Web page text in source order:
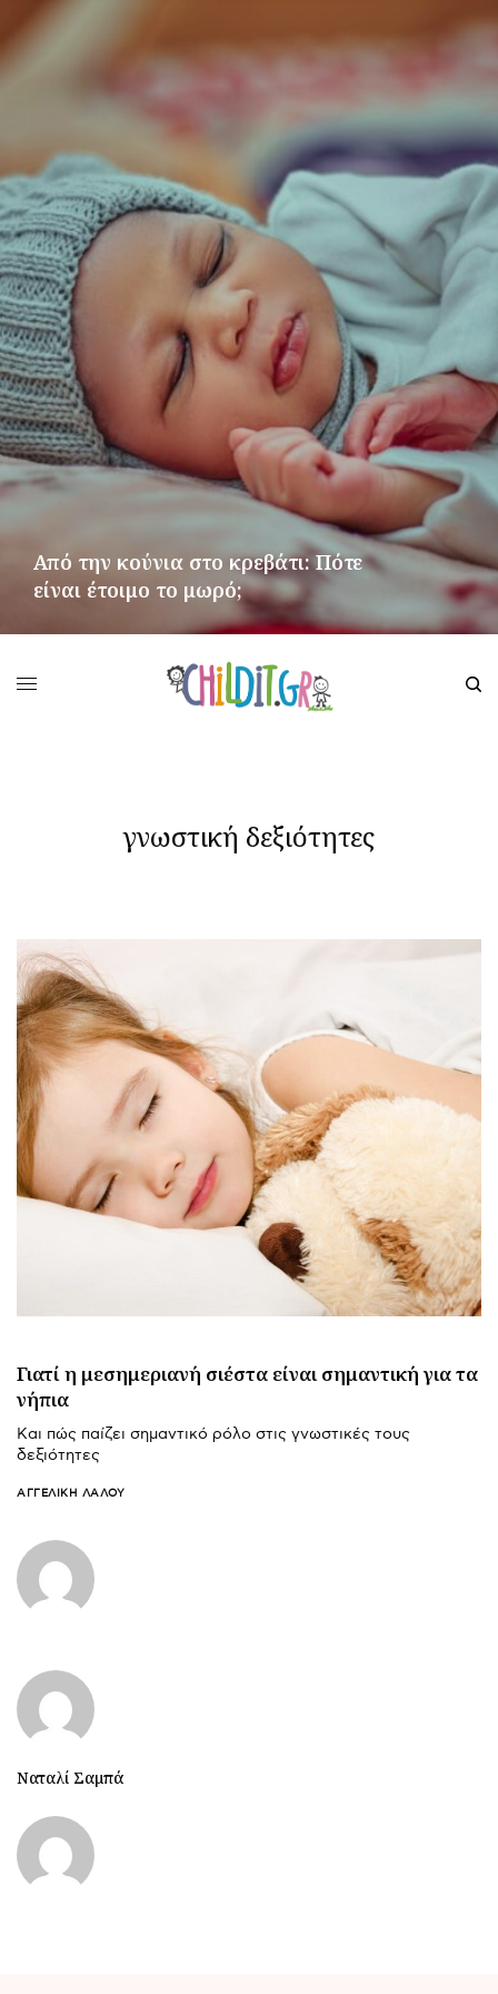
Από την κούνια στο κρεβάτι: Πότε
είναι έτοιμο το μωρό;
γνωστική δεξιότητες
Γιατί η μεσημεριανή σιέστα είναι σημαντική για τα
νήπια
Και πώς παίζει σημαντικό ρόλο στις γνωστικές τους
δεξιότητες
ΑΓΓΕΛΙΚΉ ΛΆΛΟΥ
Ναταλί Σαμπά